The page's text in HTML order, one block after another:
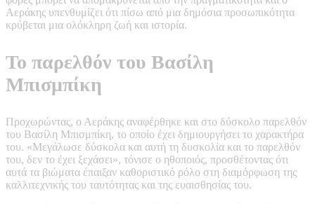
Αεράκης υπενθυμίζει ότι πίσω από μια δημόσια προσωπικότητα
κρύβεται μια ολόκληρη ζωή και ιστορία.
Το παρελθόν του Βασίλη
Μπισμπίκη
Προχωρώντας, ο Αεράκης αναφέρθηκε και στο δύσκολο παρελθόν
του Βασίλη Μπισμπίκη, το οποίο έχει δημιουργήσει το χαρακτήρα
του. «Μεγάλωσε δύσκολα και αυτή τη δυσκολία και το παρελθόν
του, δεν το έχει ξεχάσει», τόνισε ο ηθοποιός, προσθέτοντας ότι
αυτά τα βιώματα έπαιξαν καθοριστικό ρόλο στη διαμόρφωση της
καλλιτεχνικής του ταυτότητας και της ευαισθησίας του.